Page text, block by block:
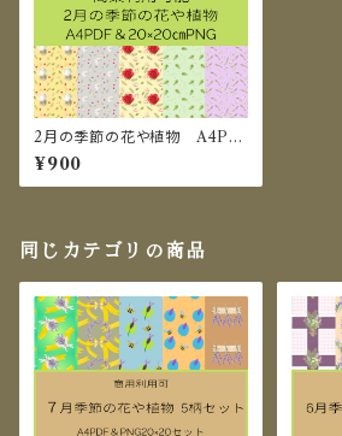
2月の季節の花や植物 A4PD
F＆20×20㎝PNG セット
¥900
同じカテゴリの商品